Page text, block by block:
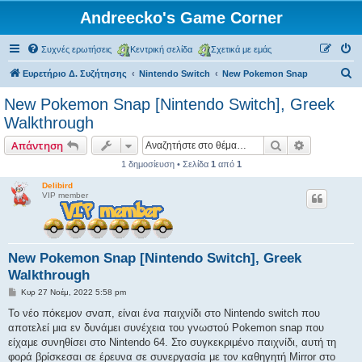
Andreecko's Game Corner
Συχνές ερωτήσεις Κεντρική σελίδα Σχετικά με εμάς
Ευρετήριο Δ. Συζήτησης Nintendo Switch New Pokemon Snap
New Pokemon Snap [Nintendo Switch], Greek
Walkthrough
Απάντηση Αναζήτηση
1 δημοσίευση • Σελίδα 1 από 1
Delibird
VIP member
New Pokemon Snap [Nintendo Switch], Greek
Walkthrough
Δ
μ
σ
ί
ε
υ
Κυρ 27 Νοέμ, 2022 5:58 pm
Το νέο πόκεμον σναπ, είναι ένα παιχνίδι στο Nintendo switch που
αποτελεί μια εν δυνάμει συνέχεια του γνωστού Pokemon snap που
είχαμε συνηθίσει στο Nintendo 64. Στο συγκεκριμένο παιχνίδι, αυτή τη
φορά βρίσκεσαι σε έρευνα σε συνεργασία με τον καθηγητή Mirror στο